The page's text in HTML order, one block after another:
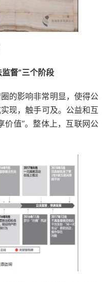
监督”三个阶段
的影响非常明显，使得公
现，触手可及。公益和互
值”。整体上，互联网公